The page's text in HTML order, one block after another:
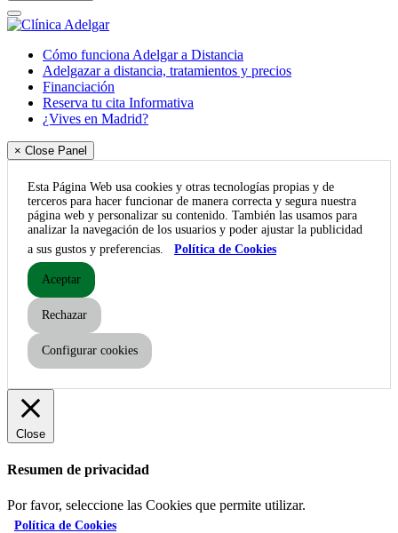
Cómo funciona Adelgar a Distancia
Adelgazar a distancia, tratamientos y precios
Financiación
Reserva tu cita Informativa
¿Vives en Madrid?
× Close Panel
Esta Página Web usa cookies y otras tecnologías propias y de
terceros para hacer funcionar de manera correcta y segura nuestra
página web y personalizar su contenido. También las usamos para
analizar la navegación de los usuarios y poder ajustar la publicidad
a sus gustos y preferencias.
Política de Cookies
Aceptar
Rechazar
Configurar cookies
Close
Resumen de privacidad
Por favor, seleccione las Cookies que permite utilizar.
Política de Cookies